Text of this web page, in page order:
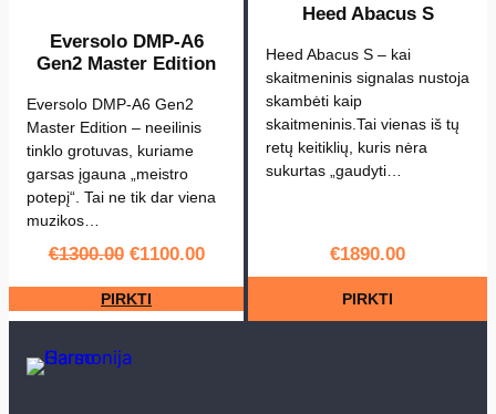
A
C
-
Z
1
0
Eversolo DMP-A6
Gen2 Master Edition
Eversolo DMP-A6 Gen2
Master Edition – neeilinis
tinklo grotuvas, kuriame
garsas įgauna „meistro
potepį“. Tai ne tik dar viena
muzikos…
€1300.00 Original
price
€1300.00.
€1100.00Current
price
PIRKTI
Heed Abacus S
Heed Abacus S – kai
skaitmeninis signalas nustoja
skambėti kaip
skaitmeninis.Tai vienas iš tų
retų keitiklių, kuris nėra
sukurtas „gaudyti…
€1890.00
PIRKTI